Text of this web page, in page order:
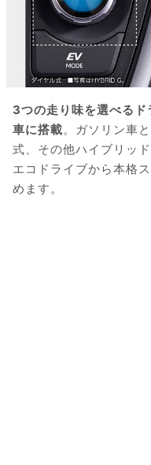
3つの走り味を選べる
車に搭載。ガソリン車
式、その他ハイブリッ
エコドライブから本格
めます。